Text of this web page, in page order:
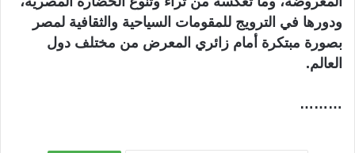
ودورها في الترويج للمقومات السياحية والثقافية لمصر
بصورة مبتكرة أمام زائري المعرض من مختلف دول
العالم.
………